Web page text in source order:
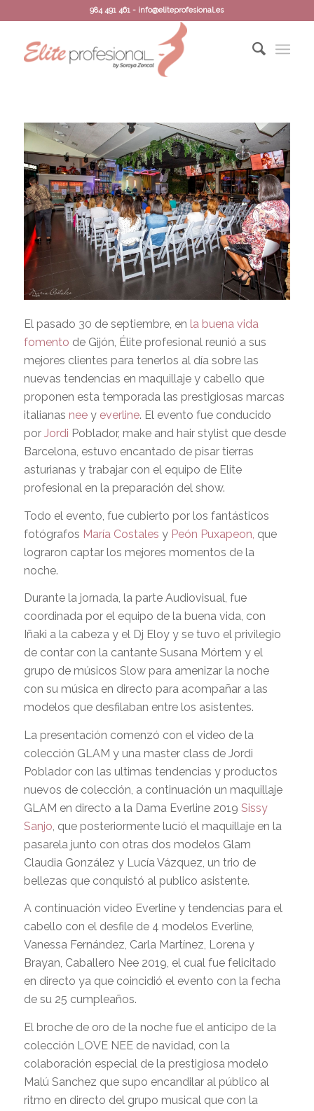
984 491 461 - info@eliteprofesional.es
El pasado 30 de septiembre, en la buena vida
fomento de Gijón, Élite profesional reunió a sus
mejores clientes para tenerlos al día sobre las
nuevas tendencias en maquillaje y cabello que
proponen esta temporada las prestigiosas marcas
italianas neey everline. El evento fue conducido
por Jordi Poblador, make and hair stylist que desde
Barcelona, estuvo encantado de pisar tierras
asturianas y trabajar con el equipo de Elite
profesional en la preparación del show.
Todo el evento, fue cubierto por los fantásticos
fotógrafos María Costales yPeón Puxapeon, que
lograron captar los mejores momentos de la
noche.
Durante la jornada, la parte Audiovisual, fue
coordinada por el equipo de la buena vida, con
Iñaki a la cabeza y el Dj Eloy y se tuvo el privilegio
de contar con la cantante Susana Mórtem y el
grupo de músicos Slow para amenizar la noche
con su música en directo para acompañar a las
modelos que desfilaban entre los asistentes.
La presentación comenzó con el video de la
colección GLAM y una master class de Jordi
Poblador con las ultimas tendencias y productos
nuevos de colección, a continuación un maquillaje
GLAM en directo a la Dama Everline 2019 Sissy
Sanjo, que posteriormente lució el maquillaje en la
pasarela junto con otras dos modelos Glam
Claudia González y Lucía Vázquez, un trio de
bellezas que conquistó al publico asistente.
A continuación video Everline y tendencias para el
cabello con el desfile de 4 modelos Everline,
Vanessa Fernández, Carla Martínez, Lorena y
Brayan, Caballero Nee 2019, el cual fue felicitado
en directo ya que coincidió el evento con la fecha
de su 25 cumpleaños.
El broche de oro de la noche fue el anticipo de la
colección LOVE NEE de navidad, con la
colaboración especial de la prestigiosa modelo
Malú Sanchez que supo encandilar al público al
ritmo en directo del grupo musical que con la